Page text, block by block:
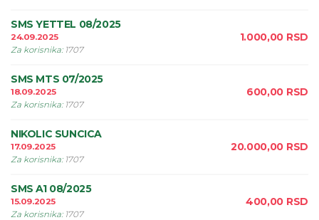
SMS YETTEL 08/2025
24.09.2025
Za korisnika: 1707
1.000,00 RSD
SMS MTS 07/2025
18.09.2025
Za korisnika: 1707
600,00 RSD
NIKOLIC SUNCICA
17.09.2025
Za korisnika: 1707
20.000,00 RSD
SMS A1 08/2025
15.09.2025
Za korisnika: 1707
400,00 RSD